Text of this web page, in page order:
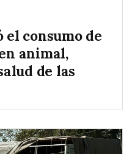
el consumo de
animal,
de las